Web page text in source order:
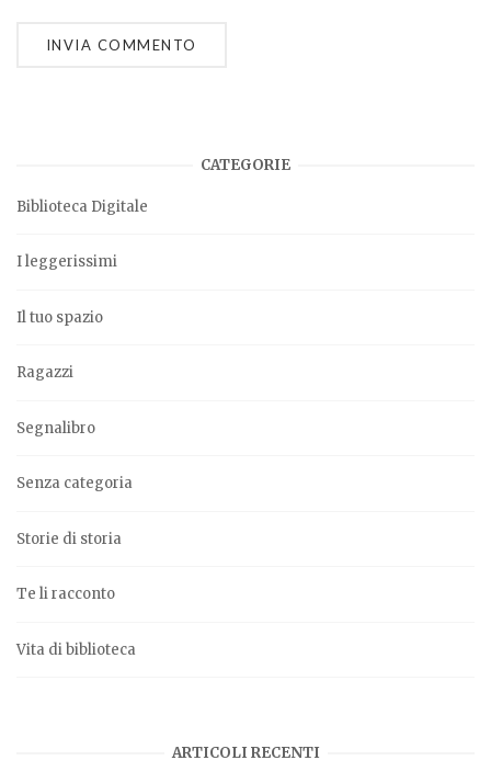
CATEGORIE
Biblioteca Digitale
I leggerissimi
Il tuo spazio
Ragazzi
Segnalibro
Senza categoria
Storie di storia
Te li racconto
Vita di biblioteca
ARTICOLI RECENTI